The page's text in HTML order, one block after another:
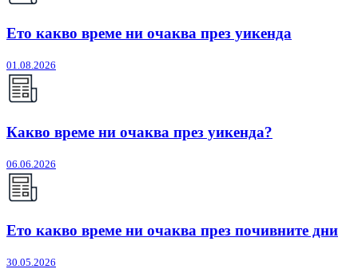
Ето какво време ни очаква през уикенда
01.08.2026
Какво време ни очаква през уикенда?
06.06.2026
Ето какво време ни очаква през почивните дни
30.05.2026